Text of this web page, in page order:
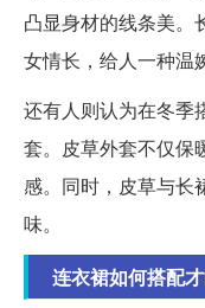
凸显身材的线条美。
女情长，给人一种温
还有人则认为在冬季
套。皮草外套不仅保
感。同时，皮草与长
味。
连衣裙如何搭配